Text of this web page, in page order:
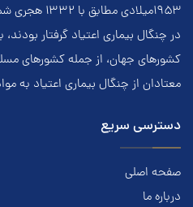
۱۹۵۳ميلادي
در چنگال بیماری اعتياد گرفتار
کشور‌هاي جهان، از جمله کشور‌هاي
معتادان از چنگال بیماری اعتياد به
دسترسی سریع
صفحه اصلی
درباره ما